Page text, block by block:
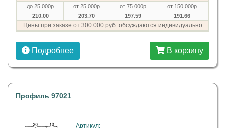
до 25 000р от 25 000р от 75 000р
от 150 000р
210.00
203.70 197.59 191.66
Цены при заказе от 300 000 руб. обсуждаются индивидуально
Подробнее В корзину
Профиль 97021
Артикул: